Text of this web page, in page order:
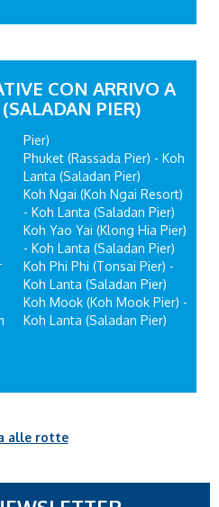
CON ARRIVO A
PIER)
Pier)
Phuket (Rassada Pier) - Koh
Lanta (Saladan Pier)
Koh Ngai (Koh Ngai Resort)
- Koh Lanta (Saladan Pier)
Koh Yao Yai (Klong Hia Pier)
- Koh Lanta (Saladan Pier)
Koh Phi Phi (Tonsai Pier) -
Koh Lanta (Saladan Pier)
Koh Mook (Koh Mook Pier) -
Koh Lanta (Saladan Pier)
alle rotte